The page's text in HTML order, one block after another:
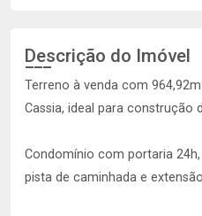
Descrição do Imóvel
Terreno à venda com
Cassia, ideal para construção
Condomínio com portaria
pista de caminhada e